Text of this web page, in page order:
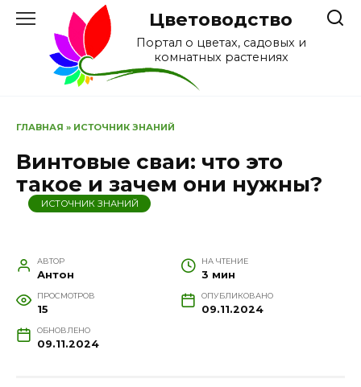
Перейти
содержанию
Цветоводство
Портал о цветах, садовых и
комнатных растениях
ГЛАВНАЯ » ИСТОЧНИК ЗНАНИЙ
Винтовые сваи: что это
такое и зачем они нужны?
ИСТОЧНИК ЗНАНИЙ
АВТОР
Антон
НА ЧТЕНИЕ
3 мин
ПРОСМОТРОВ
15
ОПУБЛИКОВАНО
09.11.2024
ОБНОВЛЕНО
09.11.2024